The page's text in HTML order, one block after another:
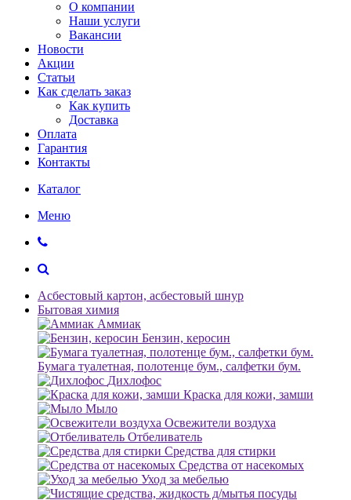
О компании
Наши услуги
Вакансии
Новости
Акции
Статьи
Как сделать заказ
Как купить
Доставка
Оплата
Гарантия
Контакты
Каталог
Меню
Асбестовый картон, асбестовый шнур
Бытовая химия
Аммиак
Бензин, керосин
Бумага туалетная, полотенце бум., салфетки бум.
Дихлофос
Краска для кожи, замши
Мыло
Освежители воздуха
Отбеливатель
Средства для стирки
Средства от насекомых
Уход за мебелью